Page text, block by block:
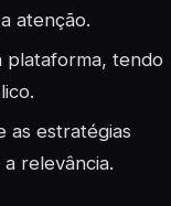
atenção.
plataforma, tendo
as estratégias
relevância.